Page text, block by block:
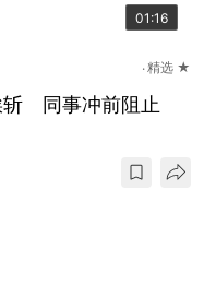
01:16
精选 ★
斩 同事冲前阻止